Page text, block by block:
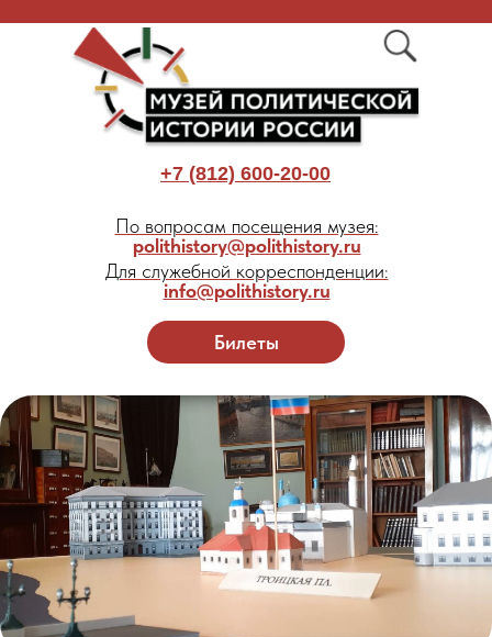
Билеты
+7 (812) 600-20-00
По вопросам посещения музея:
polithistory@polithistory.ru
Для служебной корреспонденции:
info@polithistory.ru